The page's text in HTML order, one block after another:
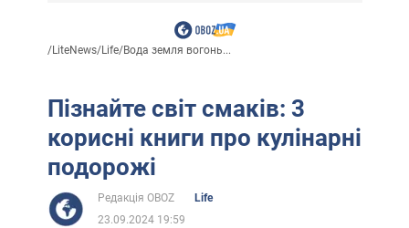
/LiteNews/Life/Вода земля вогонь...
Пізнайте світ смаків: 3
корисні книги про кулінарні
подорожі
Редакція OBOZ
Life
23.09.2024 19:59